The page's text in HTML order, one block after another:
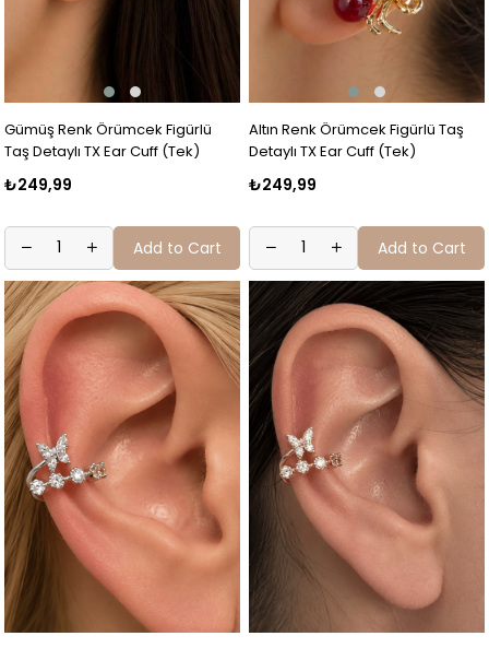
Gümüş Renk Örümcek Figürlü
Taş Detaylı TX Ear Cuff (Tek)
₺249,99
Add to Cart
Altın Renk Örümcek Figürlü Taş
Detaylı TX Ear Cuff (Tek)
₺249,99
Add to Cart